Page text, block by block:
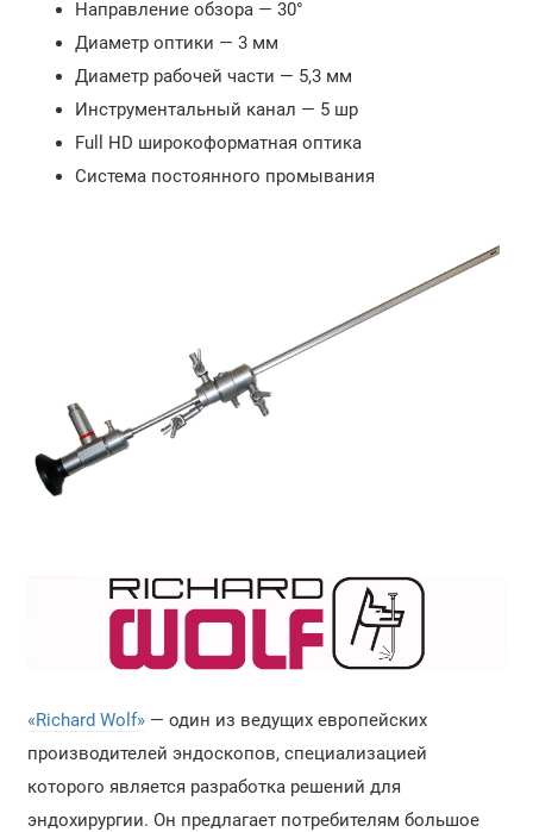
Направление обзора — 30°
Диаметр оптики — 3 мм
Диаметр рабочей части — 5,3 мм
Инструментальный канал — 5 шр
Full HD широкоформатная оптика
Система постоянного промывания
«Richard Wolf»— один из ведущих европейских
производителей эндоскопов, специализацией
которого является разработка решений для
эндохирургии. Он предлагает потребителям большое